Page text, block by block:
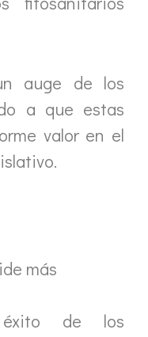
auge de los
a que estas
valor en el
más
de los